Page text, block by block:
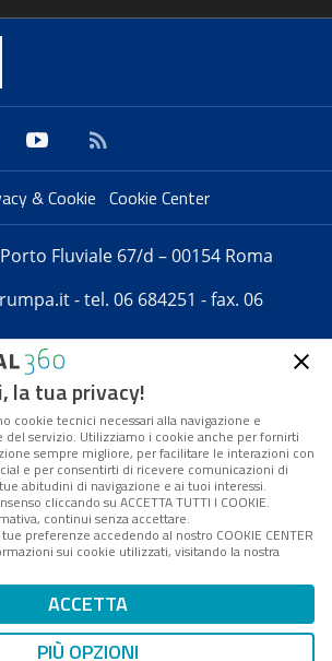
& Cookie Cookie Center
Fluviale 67/d – 00154 Roma
- tel. 06 684251 - fax. 06
pubblicazione telematica iscritta
stampa del Tribunale di Roma -
2008 - Direttore resp. Michela
Stentella
società soggetta a Direzione e
parte di Digital360 S.p.A. - FPA s.r.l.
per il sistema di management
IVA n. 10693191008 - R.E.A. Roma
n. 1249791. ISP AWS
Mappa del sito
la tua privacy!
cookie tecnici necessari alla navigazione e
del servizio. Utilizziamo i cookie anche per fornirti
sempre migliore, per facilitare le interazioni con
e per consentirti di ricevere comunicazioni di
abitudini di navigazione e ai tuoi interessi.
cliccando su ACCETTA TUTTI I COOKIE.
continui senza accettare.
preferenze accedendo al nostro COOKIE CENTER
sui cookie utilizzati, visitando la nostra
ACCETTA
PIÙ OPZIONI